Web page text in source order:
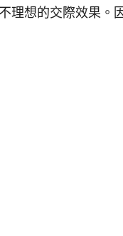
理想的交際效果。